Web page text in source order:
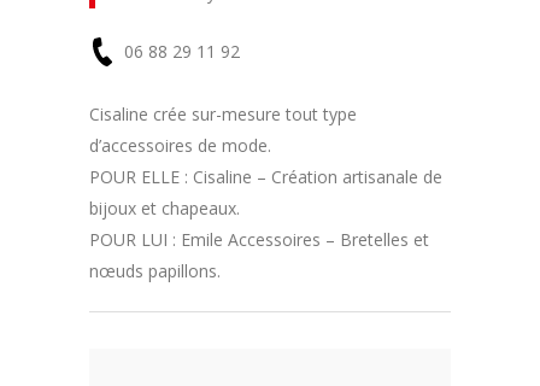
06 88 29 11 92
En
savoir
plus
Cisaline crée sur-mesure tout type
d’accessoires de mode.
POUR ELLE : Cisaline – Création artisanale de
bijoux et chapeaux.
POUR LUI : Emile Accessoires – Bretelles et
nœuds papillons.